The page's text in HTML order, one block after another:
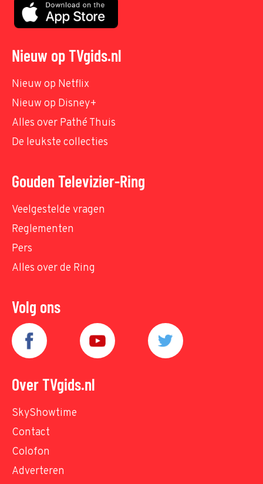
Nieuw op TVgids.nl
Nieuw op Netflix
Nieuw op Disney+
Alles over Pathé Thuis
De leukste collecties
Gouden Televizier-Ring
Veelgestelde vragen
Reglementen
Pers
Alles over de Ring
Volg ons
Over TVgids.nl
SkyShowtime
Contact
Colofon
Adverteren